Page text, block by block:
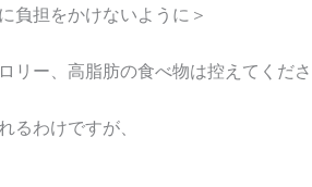
負担をかけないように＞
ロリー、高脂肪の食べ物は控えてくだ
るわけですが、